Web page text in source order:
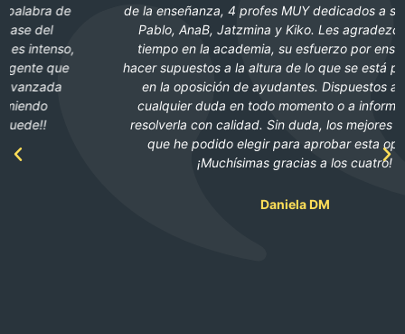
de la enseñanza, 4 profes MUY dedicados a sus alumnos:
Pablo, AnaB, Jatzmina y Kiko. Les agradezco todo el
tiempo en la academia, su esfuerzo por enseñarnos y
hacer supuestos a la altura de lo que se está preguntando
en la oposición de ayudantes. Dispuestos a resolver
cualquier duda en todo momento o a informarse para
resolverla con calidad. Sin duda, los mejores profesores
que he podido elegir para aprobar esta oposición.
¡Muchísimas gracias a los cuatro!